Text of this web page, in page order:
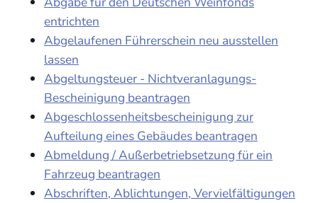
entrichten
Abgelaufenen Führerschein neu ausstellen
lassen
Abgeltungsteuer - Nichtveranlagungs-
Bescheinigung beantragen
Abgeschlossenheitsbescheinigung zur
Aufteilung eines Gebäudes beantragen
Abmeldung / Außerbetriebsetzung für ein
Fahrzeug beantragen
Abschriften, Ablichtungen, Vervielfältigungen